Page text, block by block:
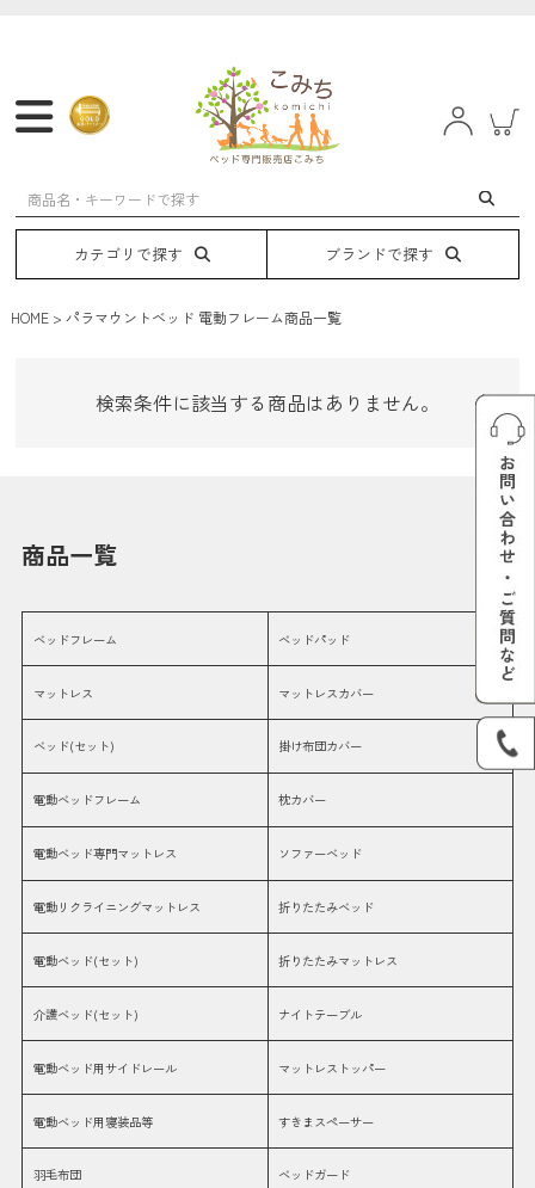
マットレス フレーム ベッド 電動ベッド
カテゴリで探す ブランドで探す
HOME パラマウントベッド 電動フレーム商品一覧
検索条件に該当する商品はありません。
商品一覧
ベッドフレーム
マットレス
ベッド(セット)
電動ベッドフレーム
電動ベッド専門マットレス
電動リクライニングマットレス
電動ベッド(セット)
介護ベッド(セット)
電動ベッド用サイドレール
電動ベッド用寝装品等
羽毛布団
ベッドパッド
マットレスカバー
掛け布団カバー
枕カバー
ソファーベッド
折りたたみベッド
折りたたみマットレス
ナイトテーブル
マットレストッパー
すきまスペーサー
ベッドガード